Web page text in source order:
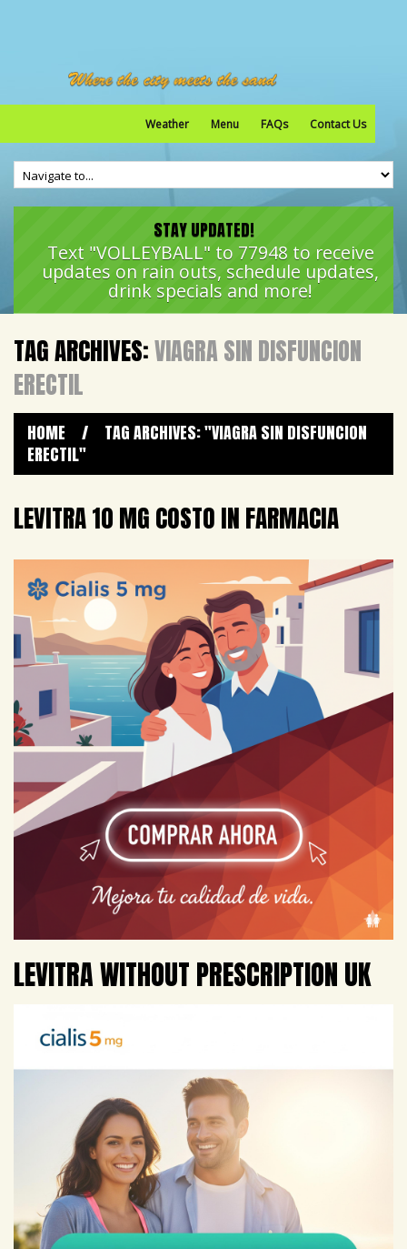
Weather Menu FAQs Contact Us
STAY UPDATED!
Text "VOLLEYBALL" to 77948 to receive
updates on rain outs, schedule updates,
drink specials and more!
TAG ARCHIVES:VIAGRA SIN DISFUNCION
ERECTIL
HOME /
TAG ARCHIVES: "VIAGRA SIN DISFUNCION
ERECTIL"
LEVITRA 10 MG COSTO IN FARMACIA
LEVITRA WITHOUT PRESCRIPTION UK